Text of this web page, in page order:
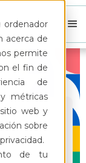
ordenador
acerca de
permite
el fin de
de
métricas
web y
sobre
de tu